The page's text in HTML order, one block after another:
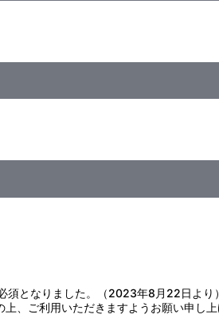
須となりました。（2023年8月22日より
、ご利用いただきますようお願い申し